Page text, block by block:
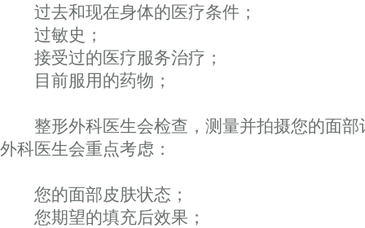
过去和现在身体的医疗条件；
过敏史；
接受过的医疗服务治疗；
目前服用的药物；
整形外科医生会检查，测量并拍摄您的面部
外科医生会重点考虑：
您的面部皮肤状态；
您期望的填充后效果；